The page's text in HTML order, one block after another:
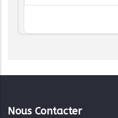
Nous Contacter